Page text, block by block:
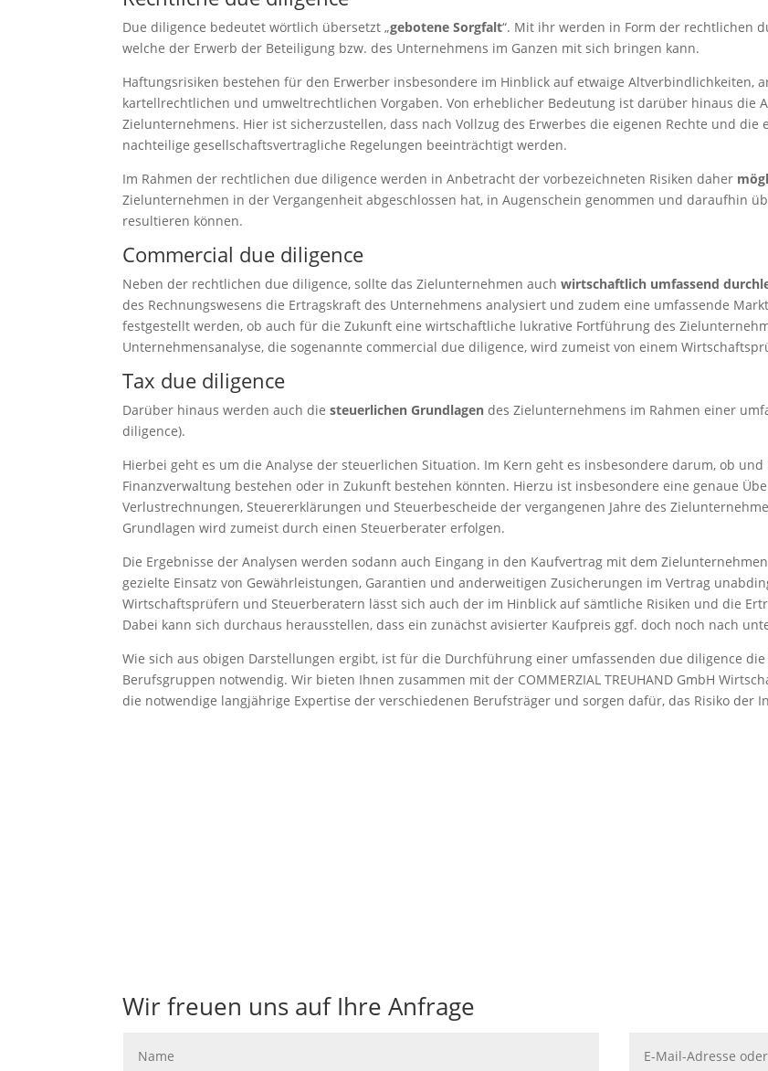
Due diligence bedeutet wörtlich übersetzt „gebotene Sorgfalt“. Mit ihr werden in Form der rechtlichen
welche der Erwerb der Beteiligung bzw. des Unternehmens im Ganzen mit sich bringen kann.
Haftungsrisiken bestehen für den Erwerber insbesondere im Hinblick auf etwaige Altverbindlichkeiten,
kartellrechtlichen und umweltrechtlichen Vorgaben. Von erheblicher Bedeutung ist darüber hinaus die
Zielunternehmens. Hier ist sicherzustellen, dass nach Vollzug des Erwerbes die eigenen Rechte und
nachteilige gesellschaftsvertragliche Regelungen beeinträchtigt werden.
Im Rahmen der rechtlichen due diligence werden in Anbetracht der vorbezeichneten Risiken daher
Zielunternehmen in der Vergangenheit abgeschlossen hat, in Augenschein genommen und daraufhin
resultieren können.
Commercial due diligence
Neben der rechtlichen due diligence, sollte das Zielunternehmen auchwirtschaftlich umfassend
des Rechnungswesens die Ertragskraft des Unternehmens analysiert und zudem eine umfassende
festgestellt werden, ob auch für die Zukunft eine wirtschaftliche lukrative Fortführung des
Unternehmensanalyse, die sogenannte commercial due diligence, wird zumeist von einem
Tax due diligence
Darüber hinaus werden auch diesteuerlichen Grundlagen des Zielunternehmens im Rahmen einer
diligence).
Hierbei geht es um die Analyse der steuerlichen Situation. Im Kern geht es insbesondere darum, ob
Finanzverwaltung bestehen oder in Zukunft bestehen könnten. Hierzu ist insbesondere eine genaue
Verlustrechnungen, Steuererklärungen und Steuerbescheide der vergangenen Jahre des
Grundlagen wird zumeist durch einen Steuerberater erfolgen.
Die Ergebnisse der Analysen werden sodann auch Eingang in den Kaufvertrag mit dem
gezielte Einsatz von Gewährleistungen, Garantien und anderweitigen Zusicherungen im Vertrag
Wirtschaftsprüfern und Steuerberatern lässt sich auch der im Hinblick auf sämtliche Risiken und die
Dabei kann sich durchaus herausstellen, dass ein zunächst avisierter Kaufpreis ggf. doch noch nach
Wie sich aus obigen Darstellungen ergibt, ist für die Durchführung einer umfassenden due diligence
Berufsgruppen notwendig. Wir bieten Ihnen zusammen mit der COMMERZIAL TREUHAND GmbH
die notwendige langjährige Expertise der verschiedenen Berufsträger und sorgen dafür, das Risiko der
Wir freuen uns auf Ihre Anfrage